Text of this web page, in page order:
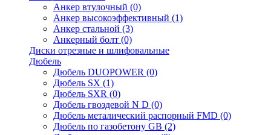
Анкер втулочный (0)
Анкер высокоэффективный (1)
Анкер стальной (3)
Анкерный болт (0)
Диски отрезные и шлифовальные
Дюбель
Дюбель DUOPOWER (0)
Дюбель SX (1)
Дюбель SXR (0)
Дюбель гвоздевой N D (0)
Дюбель металический распорный FMD (0)
Дюбель по газобетону GB (2)